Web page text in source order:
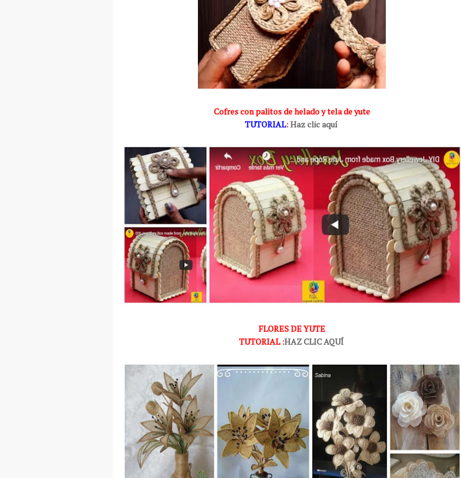
Cofres con palitos de helado y tela de yute
TUTORIAL:Haz clic aquí
FLORES DE YUTE
TUTORIAL :HAZ CLIC AQUÍ